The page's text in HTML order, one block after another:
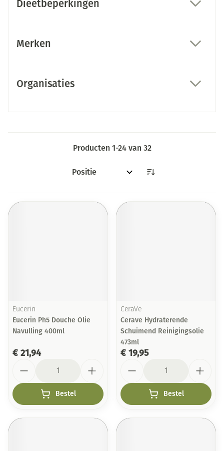
Dieetbeperkingen
Merken
Organisaties
Producten 1-24van 32
Sorteer op:
Eucerin
Eucerin Ph5 Douche Olie
Navulling 400ml
€ 21,94
Bestel
CeraVe
Cerave Hydraterende
Schuimend Reinigingsolie
473ml
€ 19,95
Bestel